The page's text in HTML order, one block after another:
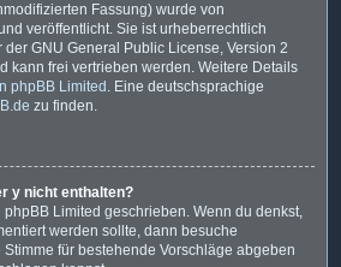
Fassung) wurde von
veröffentlicht. Sie ist urheberrechtlich
GNU General Public License, Version 2
kann frei vertrieben werden. Weitere Details
phpBB Limited . Eine deutschsprachige
zu finden.
y nicht enthalten?
Limited geschrieben. Wenn du denkst,
werden sollte, dann besuche
Stimme für bestehende Vorschläge abgeben